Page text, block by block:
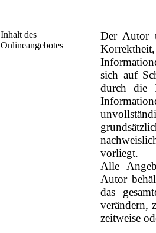
Inhalt des
Onlineangebotes
Der Autor
sich auf
durch die
vorliegt.
Alle
Autor
das
verändern,
zeitweise